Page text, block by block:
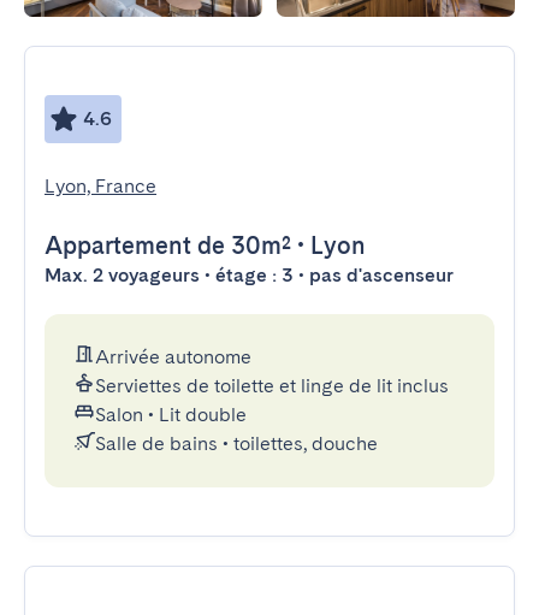
4.6
Lyon, France
Appartement de 30m² • Lyon
Max. 2 voyageurs • étage : 3 • pas d'ascenseur
Arrivée autonome
Serviettes de toilette et linge de lit inclus
Salon • Lit double
Salle de bains • toilettes, douche